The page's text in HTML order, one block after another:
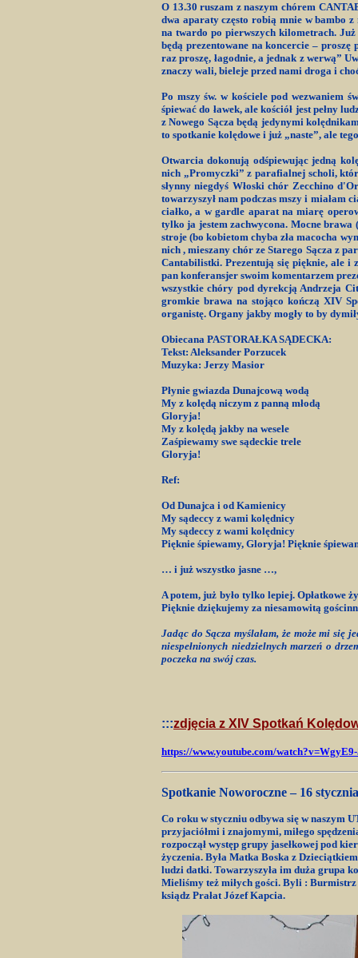
O 13.30 ruszam z naszym chórem
dwa aparaty często robią mnie w bambo
na twardo po pierwszych kilometrach.
będą prezentowane na koncercie –
raz proszę, łagodnie, a jednak z werwą”
znaczy wali, bieleje przed nami droga i
Po mszy św. w kościele pod wezwaniem
śpiewać do ławek, ale kościół jest pełny
z Nowego Sącza będą jedynymi
to spotkanie kolędowe i już „naste”, ale
Otwarcia dokonują odśpiewując jedną
nich „Promyczki” z parafialnej scholi,
słynny niegdyś Włoski chór Zecchino
towarzyszył nam podczas mszy i miałam
ciałko, a w gardle aparat na miarę
tylko ja jestem zachwycona. Mocne brawa
stroje (bo kobietom chyba zła macocha
nich , mieszany chór ze Starego Sącza z
Cantabilistki. Prezentują się pięknie, ale i
pan konferansjer swoim komentarzem
wszystkie chóry pod dyrekcją Andrzeja
gromkie brawa na stojąco kończą XIV
organistę. Organy jakby mogły to by
Obiecana PASTORAŁKA SĄDECKA:
Tekst: Aleksander Porzucek
Muzyka: Jerzy Masior
Płynie gwiazda Dunajcową wodą
My z kolędą niczym z panną młodą
Gloryja!
My z kolędą jakby na wesele
Zaśpiewamy swe sądeckie trele
Gloryja!
Ref:
Od Dunajca i od Kamienicy
My sądeccy z wami kolędnicy
My sądeccy z wami kolędnicy
Pięknie śpiewamy, Gloryja! Pięknie
… i już wszystko jasne …,
A potem, już było tylko lepiej. Opłatkowe
Pięknie dziękujemy za niesamowitą
Jadąc do Sącza myślałam, że może mi się
niespełnionych niedzielnych marzeń o
poczeka na swój czas.
:::zdjęcia z XIV Spotkań
https://www.youtube.com/
Spotkanie Noworoczne – 16
Co roku w styczniu odbywa się w naszym
przyjaciółmi i znajomymi, miłego
rozpoczął występ grupy jasełkowej pod
życzenia. Była Matka Boska z
ludzi datki. Towarzyszyła im duża grupa
Mieliśmy też miłych gości. Byli :
ksiądz Prałat Józef Kapcia.